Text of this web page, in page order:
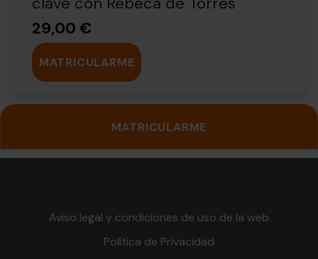
29,00 €
MATRICULARME
MATRICULARME
Aviso legal y condiciones de uso de la web
Política de Privacidad